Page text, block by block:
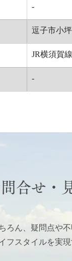
-
逗子市小
JR横須賀
-
問合せ・
ろん、疑問点や
フスタイルを実